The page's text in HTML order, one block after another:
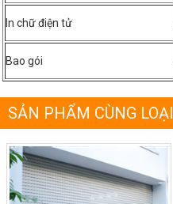
In chữ điện tử
Bao gói
SẢN PHẨM CÙNG LOẠI